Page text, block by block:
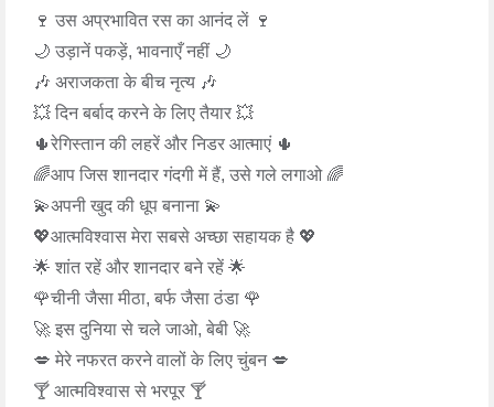
🍷 उस अप्रभावित रस का आनंद लें 🍷
🌙 उड़ानें पकड़ें, भावनाएँ नहीं 🌙
🎶 अराजकता के बीच नृत्य 🎶
💥 दिन बर्बाद करने के लिए तैयार 💥
🌵रेगिस्तान की लहरें और निडर आत्माएं 🌵
🌈आप जिस शानदार गंदगी में हैं, उसे गले लगाओ 🌈
💫अपनी खुद की धूप बनाना 💫
💖आत्मविश्वास मेरा सबसे अच्छा सहायक है 💖
🌟 शांत रहें और शानदार बने रहें 🌟
🌹चीनी जैसा मीठा, बर्फ जैसा ठंडा 🌹
🚀 इस दुनिया से चले जाओ, बेबी 🚀
💋 मेरे नफरत करने वालों के लिए चुंबन 💋
🍸 आत्मविश्वास से भरपूर 🍸